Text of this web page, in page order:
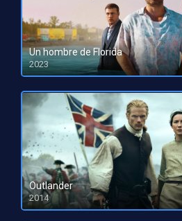
Un hombre de Florida
2023
HD 1080pHD 720p
Outlander
2014
HD 1080pHD 720p